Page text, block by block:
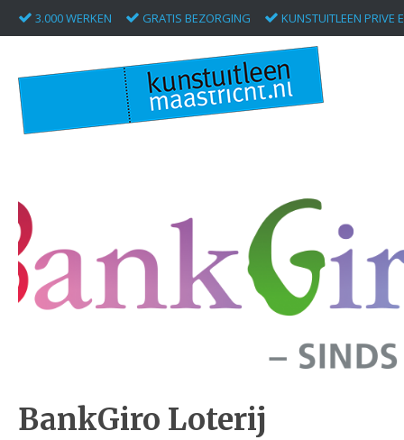
3.000 WERKEN GRATIS BEZORGING KUNSTUITLEEN PRIVE
BankGiro Loterij